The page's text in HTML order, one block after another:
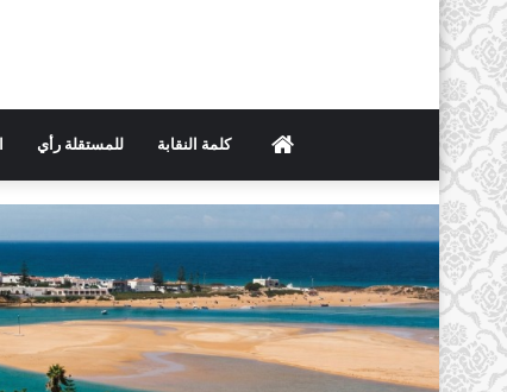
الرئيسيةكلمة النقابة للمستقلة رأي